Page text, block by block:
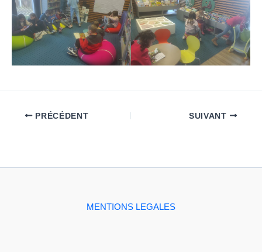
PRÉCÉDENT SUIVANT
MENTIONS LEGALES